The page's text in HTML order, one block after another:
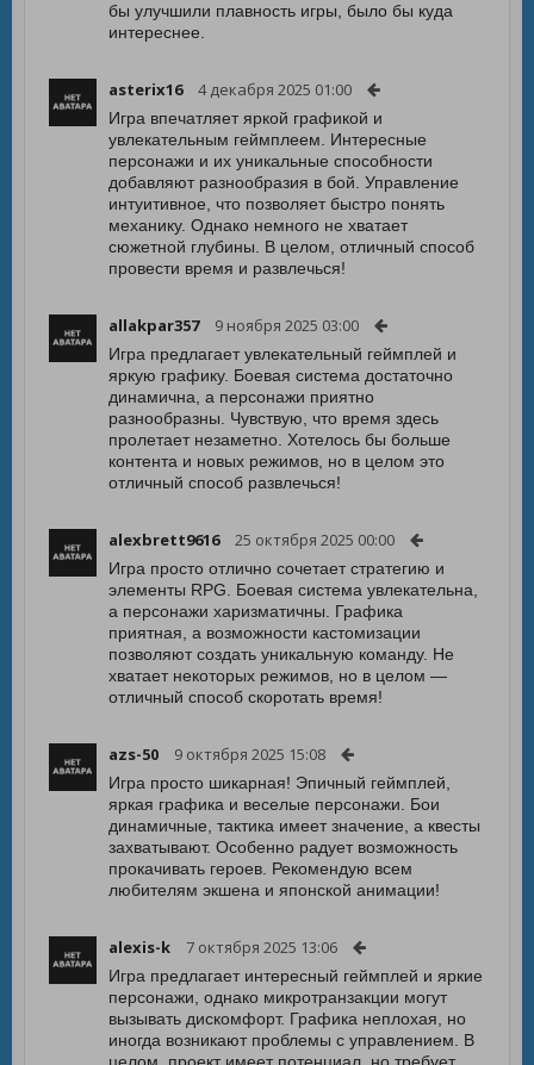
бы улучшили плавность игры, было бы куда
интереснее.
asterix16 4 декабря 2025 01:00
Игра впечатляет яркой графикой и
увлекательным геймплеем. Интересные
персонажи и их уникальные способности
добавляют разнообразия в бой. Управление
интуитивное, что позволяет быстро понять
механику. Однако немного не хватает
сюжетной глубины. В целом, отличный способ
провести время и развлечься!
allakpar357 9 ноября 2025 03:00
Игра предлагает увлекательный геймплей и
яркую графику. Боевая система достаточно
динамична, а персонажи приятно
разнообразны. Чувствую, что время здесь
пролетает незаметно. Хотелось бы больше
контента и новых режимов, но в целом это
отличный способ развлечься!
alexbrett9616 25 октября 2025 00:00
Игра просто отлично сочетает стратегию и
элементы RPG. Боевая система увлекательна,
а персонажи харизматичны. Графика
приятная, а возможности кастомизации
позволяют создать уникальную команду. Не
хватает некоторых режимов, но в целом —
отличный способ скоротать время!
azs-50 9 октября 2025 15:08
Игра просто шикарная! Эпичный геймплей,
яркая графика и веселые персонажи. Бои
динамичные, тактика имеет значение, а квесты
захватывают. Особенно радует возможность
прокачивать героев. Рекомендую всем
любителям экшена и японской анимации!
alexis-k 7 октября 2025 13:06
Игра предлагает интересный геймплей и яркие
персонажи, однако микротранзакции могут
вызывать дискомфорт. Графика неплохая, но
иногда возникают проблемы с управлением. В